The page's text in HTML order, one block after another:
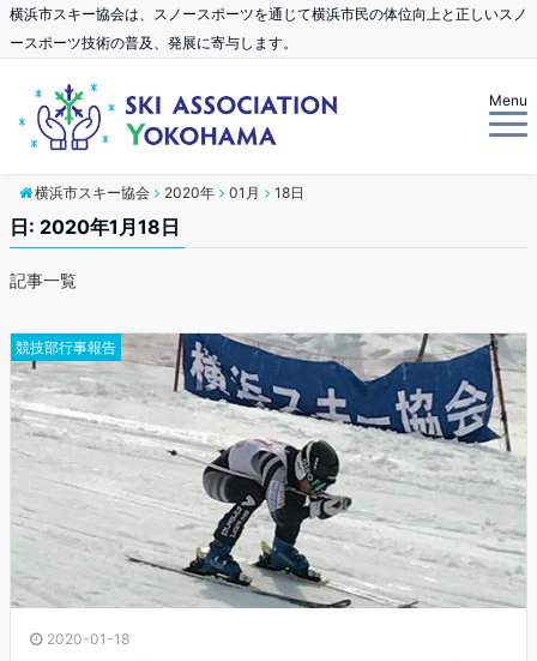
横浜市スキー協会は、スノースポーツを通じて横浜市民の体位向上と正しいスノ
ースポーツ技術の普及、発展に寄与します。
Menu
横浜市スキー協会 2020年 01月 18日
日: 2020年1月18日
記事一覧
競技部行事報告
2020-01-18